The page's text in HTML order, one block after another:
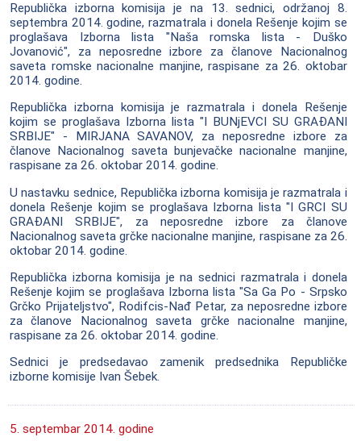
Republička izborna komisija je na 13. sednici, održanoj 8.
septembra 2014. godine, razmatrala i donela Rešenje kojim se
proglašava Izborna lista "Naša romska lista - Duško
Jovanović", za neposredne izbore za članove Nacionalnog
saveta romske nacionalne manjine, raspisane za 26. oktobar
2014. godine.
Republička izborna komisija je razmatrala i donela Rešenje
kojim se proglašava Izborna lista "I BUNjEVCI SU GRAĐANI
SRBIJE" - MIRJANA SAVANOV, za neposredne izbore za
članove Nacionalnog saveta bunjevačke nacionalne manjine,
raspisane za 26. oktobar 2014. godine.
U nastavku sednice, Republička izborna komisija je razmatrala i
donela Rešenje kojim se proglašava Izborna lista "I GRCI SU
GRAĐANI SRBIJE", za neposredne izbore za članove
Nacionalnog saveta grčke nacionalne manjine, raspisane za 26.
oktobar 2014. godine.
Republička izborna komisija je na sednici razmatrala i donela
Rešenje kojim se proglašava Izborna lista "Sa Ga Po - Srpsko
Grčko Prijateljstvo", Rodifcis-Nađ Petar, za neposredne izbore
za članove Nacionalnog saveta grčke nacionalne manjine,
raspisane za 26. oktobar 2014. godine.
Sednici je predsedavao zamenik predsednika Republičke
izborne komisije Ivan Šebek.
5. septembar 2014. godine